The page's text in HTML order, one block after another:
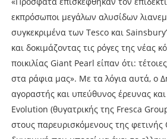
εκπρόσωποι µεγάλων αλυσίδων
συγκεκριµένα των Tesco και
και δοκιµάζοντας τις ρόγες της νέας
ποικιλίας Giant Pearl είπαν ότι:
στα ράφια µας». Με τα λόγια αυτά, ο
αγοραστής και υπεύθυνος έρευνας
Evolution (θυγατρικής της Fresca
στους παρευρισκόµενους της